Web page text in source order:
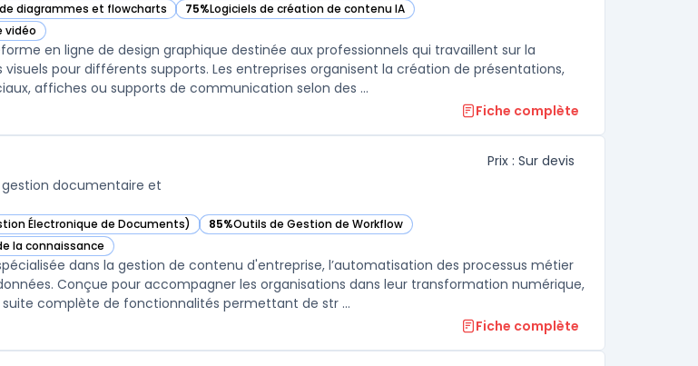
diagrammes et flowcharts 75%Logiciels de création de contenu IA
— voir Canva dans cette catégorie
vidéo
en ligne de design graphique destinée aux professionnels qui travaillent sur la
pour différents supports. Les entreprises organisent la création de présentations,
affiches ou supports de communication selon des ...
Fiche complète
documentaire et
Prix : Sur devis
Électronique de Documents) 85%Outils de Gestion de Workflow
— voir Intalio dans cette catégorie
la connaissance
dans la gestion de contenu d'entreprise, l’automatisation des processus métier
Conçue pour accompagner les organisations dans leur transformation numérique,
complète de fonctionnalités permettant de str ...
Fiche complète